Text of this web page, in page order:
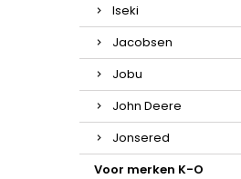
Iseki
Jacobsen
Jobu
John Deere
Jonsered
Voor merken K-O